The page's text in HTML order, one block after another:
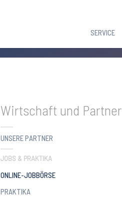
SERVICE
Wirtschaft und Partner
UNSERE PARTNER
JOBS & PRAKTIKA
ONLINE-JOBBÖRSE(CURRENT)
PRAKTIKA